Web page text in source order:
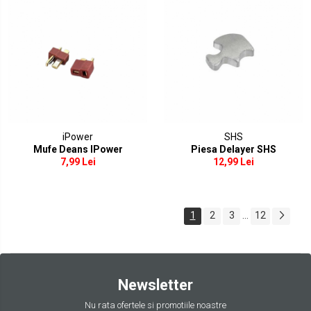
iPower
Mufe Deans IPower
7,99 Lei
SHS
Piesa Delayer SHS
12,99 Lei
1 2 3 12
Newsletter
Nu rata ofertele si promotiile noastre